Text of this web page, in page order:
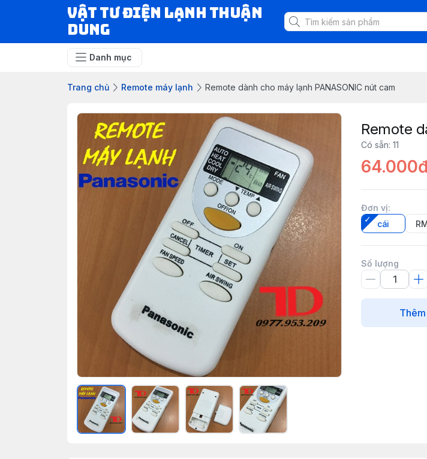
VẬT TƯ ĐIỆN LẠNH THUẬN
DUNG
Danh mục
Trang chủ Remote máy lạnh Remote dành cho máy lạnh PANASONIC nút cam
Remote
Có sẵn: 11
Đơn vị:
cái
Số lượng